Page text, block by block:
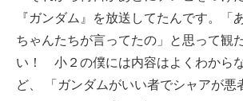
『ガンダム』を放送してたんです。
ちゃんたちが言ってたの」と思って観
い！ 小２の僕には内容はよくわから
ど、 「ガンダムがいい者でシャアが悪